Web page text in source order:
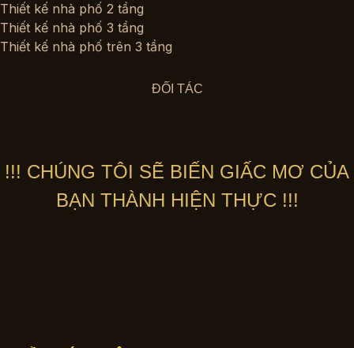
Thiết kế nhà phố 2 tầng
Thiết kế nhà phố 3 tầng
Thiết kế nhà phố trên 3 tầng
ĐỐI TÁC
!!! CHÚNG TÔI SẼ BIẾN GIẤC MƠ CỦA
BẠN THÀNH HIỆN THỰC !!!